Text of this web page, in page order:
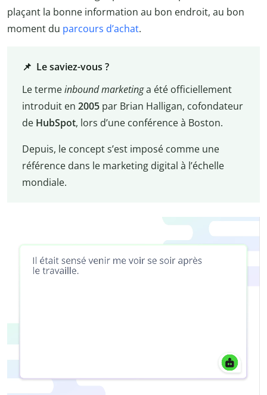
plaçant la bonne information au bon endroit, au bon
moment du parcours d’achat.
📌 Le saviez-vous ?
Le termeinbound marketinga été officiellement
introduit en 2005 par Brian Halligan, cofondateur
de HubSpot, lors d’une conférence à Boston.
Depuis, le concept s’est imposé comme une
référence dans le marketing digital à l’échelle
mondiale.